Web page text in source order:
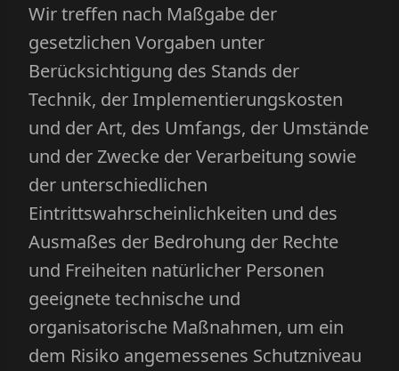
Wir treffen nach Maßgabe der
gesetzlichen Vorgaben unter
Berücksichtigung des Stands der
Technik, der Implementierungskosten
und der Art, des Umfangs, der Umstände
und der Zwecke der Verarbeitung sowie
der unterschiedlichen
Eintrittswahrscheinlichkeiten und des
Ausmaßes der Bedrohung der Rechte
und Freiheiten natürlicher Personen
geeignete technische und
organisatorische Maßnahmen, um ein
dem Risiko angemessenes Schutzniveau